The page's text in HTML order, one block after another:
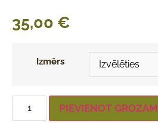
35,00 €
Izmērs
PIEVIENOT GROZAM